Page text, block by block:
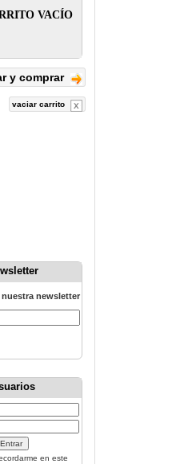
y comprar
vaciar carrito
nuestra newsletter
en este